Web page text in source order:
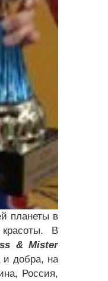
планеты в
красоты. В
& Mister
и добра, на
Россия,